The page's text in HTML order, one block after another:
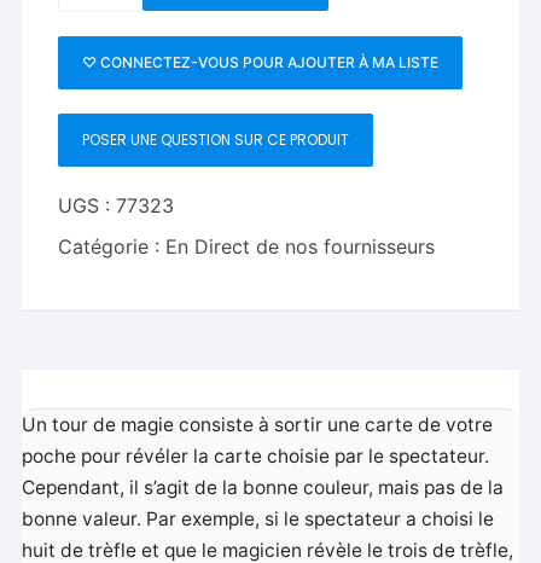
Card
(Black)
by
Diamond
Jim
Tyler
♡ CONNECTEZ-VOUS POUR AJOUTER À MA LISTE
POSER UNE QUESTION SUR CE PRODUIT
UGS :77323
Catégorie : En Direct de nos fournisseurs
Un tour de magie consiste à sortir une carte de votre
poche pour révéler la carte choisie par le spectateur.
Cependant, il s’agit de la bonne couleur, mais pas de la
bonne valeur. Par exemple, si le spectateur a choisi le
huit de trèfle et que le magicien révèle le trois de trèfle,